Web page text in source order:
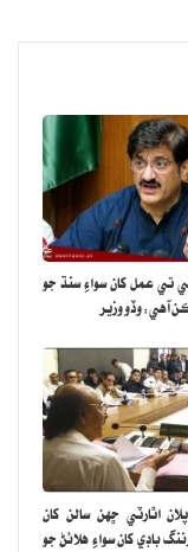
تي عمل کان سواءِ سنڌ جو
آهي: وڏو وزير
اٿارٽي ڇهن سالن کان
باڊي کان سواءِ هلائڻ جو